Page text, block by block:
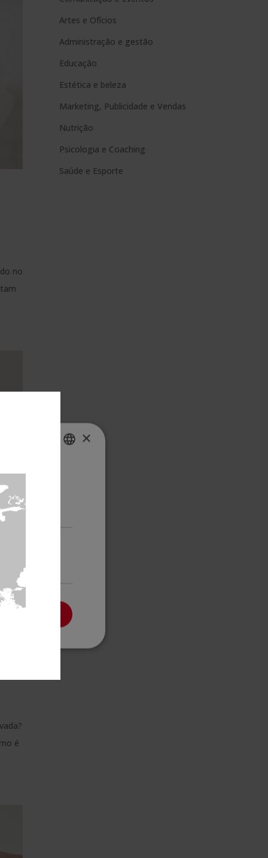
no
é
n
a
t
e
:
Artes e Ofícios
Administração e gestão
Educação
Estética e beleza
Marketing, Publicidade e Vendas
Nutrição
Psicologia e Coaching
Saúde e Esporte
×
estará a